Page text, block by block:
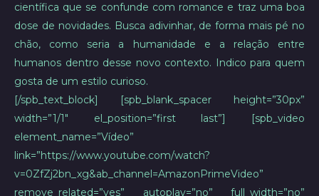
científica que se confunde com romance e traz uma boa
dose de novidades. Busca adivinhar, de forma mais pé no
chão, como seria a humanidade e a relação entre
humanos dentro desse novo contexto. Indico para quem
gosta de um estilo curioso.
[/spb_text_block] [spb_blank_spacer height=”30px”
width=”1/1″ el_position=”first last”] [spb_video
element_name=”Vídeo”
link=”https://www.youtube.com/watch?
v=0ZfZj2bn_xg&ab_channel=AmazonPrimeVideo”
remove_related=”yes” autoplay=”no” full_width=”no”